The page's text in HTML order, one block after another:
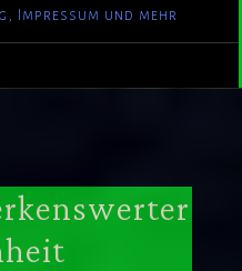
Impressum und mehr